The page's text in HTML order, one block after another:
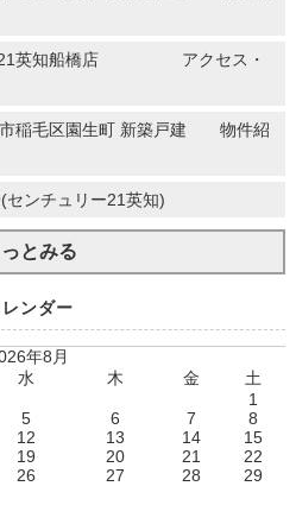
ー21英知船橋店 アクセス・
市稲毛区園生町 新築戸建 物件紹
ンチュリー21英知)
っとみる
レンダー
年8月
水 木 金
土
1
5 6 7
8
12 13 14
15
19 20 21
22
26 27 28
29